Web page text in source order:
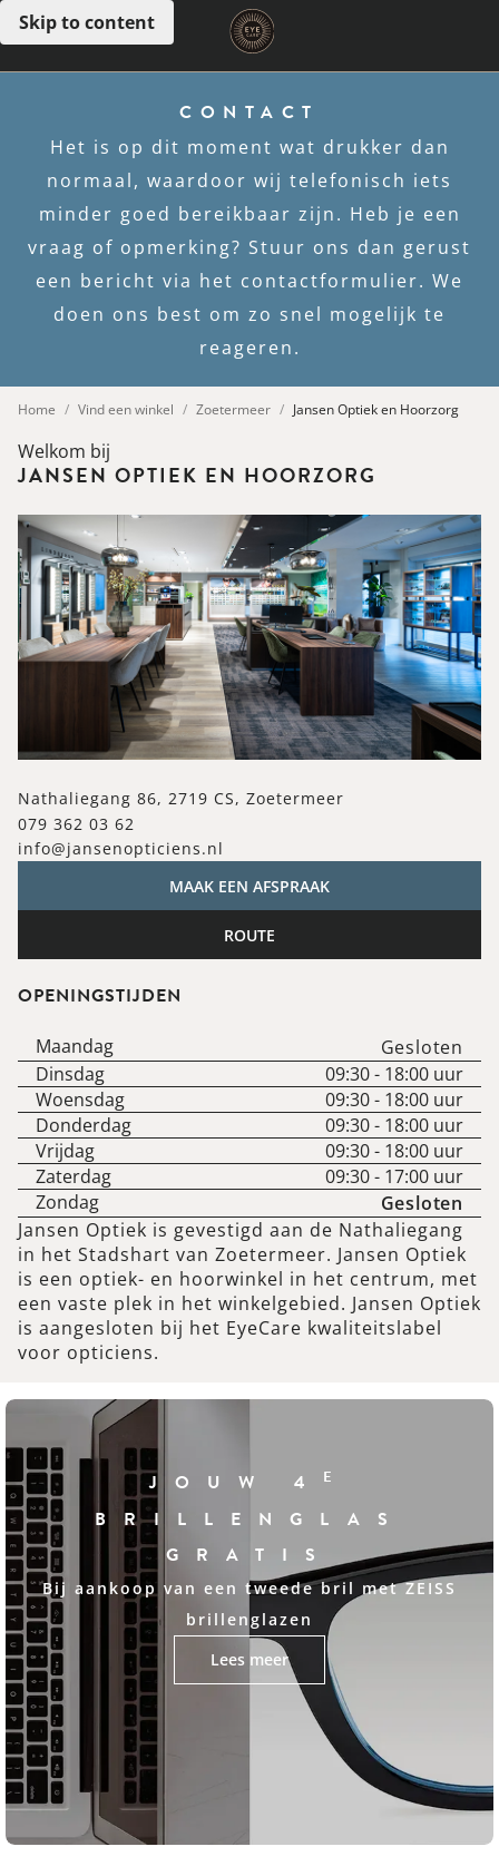
Skip to content
Open menu
CONTACT
Het is op dit moment wat drukker dan
normaal, waardoor wij telefonisch iets
minder goed bereikbaar zijn. Heb je een
vraag of opmerking? Stuur ons dan gerust
een bericht via het contactformulier. We
doen ons best om zo snel mogelijk te
reageren.
Home Vind een winkel Zoetermeer Jansen Optiek en Hoorzorg
Welkom bij
JANSEN OPTIEK EN HOORZORG
Nathaliegang 86, 2719 CS, Zoetermeer
079 362 03 62
info@jansenopticiens.nl
MAAK EEN AFSPRAAK
ROUTE
OPENINGSTIJDEN
Maandag
Gesloten
Dinsdag
09:30- 18:00 uur
Woensdag
09:30- 18:00 uur
Donderdag
09:30- 18:00 uur
Vrijdag
09:30- 18:00 uur
Zaterdag
09:30- 17:00 uur
Zondag
Gesloten
Jansen Optiek is gevestigd aan de Nathaliegang
in het Stadshart van Zoetermeer. Jansen Optiek
is een optiek- en hoorwinkel in het centrum, met
een vaste plek in het winkelgebied. Jansen Optiek
is aangesloten bij het EyeCare kwaliteitslabel
voor opticiens.
JOUW 4 E
BRILLENGLAS
GRATIS
Bij aankoop van een tweede bril met ZEISS
brillenglazen
Lees meer